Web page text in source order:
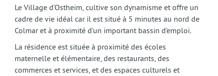
Le Village d’Ostheim, cultive son dynamisme et offre un
cadre de vie idéal car il est situé à 5 minutes au nord de
Colmar et à proximité d’un important bassin d’emploi.
La résidence est située à proximité des écoles
maternelle et élémentaire, des restaurants, des
commerces et services, et des espaces culturels et